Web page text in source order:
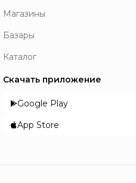
Магазины
Базары
Каталог
Скачать приложение
Google Play
App Store